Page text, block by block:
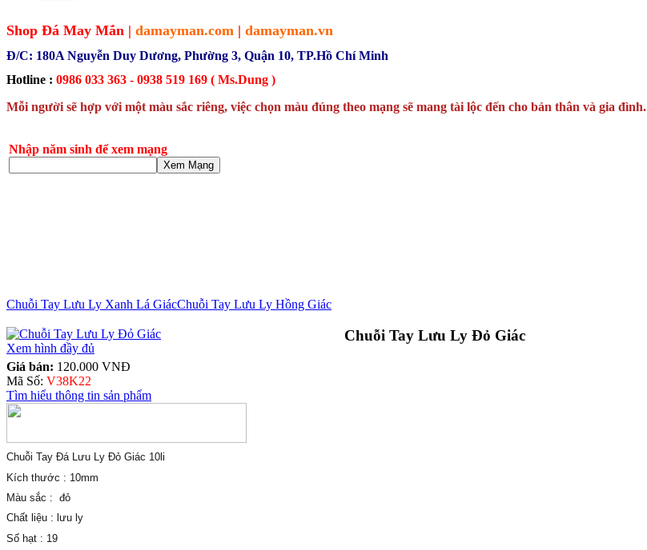
Shop Đá May Mắn | damayman.com | damayman.vn
Đ/C: 180A Nguyễn Duy Dương, Phường 3, Quận 10, TP.Hồ Chí Minh
Hotline : 0986 033 363 - 0938 519 169 ( Ms.Dung )
Mỗi người sẽ hợp với một màu sắc riêng, việc chọn màu đúng theo mạng sẽ mang tài lộc đến cho bản thân và gia đình.
Nhập năm sinh để xem mạng
Xem Mạng
Chuỗi Tay Lưu Ly Xanh Lá GiácChuỗi Tay Lưu Ly Hồng Giác
Xem hình đầy đủ
Chuỗi Tay Lưu Ly Đỏ Giác
Giá bán: 120.000 VNĐ
Mã Số: V38K22
Tìm hiểu thông tin sản phẩm
Chuỗi Tay Đá Lưu Ly Đỏ Giác 10li
Kích thước : 10mm
Màu sắc : đỏ
Chất liệu : lưu ly
Số hạt : 19